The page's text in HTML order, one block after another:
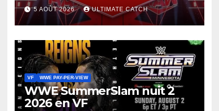
5 AOÛT 2026 ULTIMATE CATCH
VF WWE PAY-PER-VIEW
WWE SummerSlam nuit 2
2026 en VF